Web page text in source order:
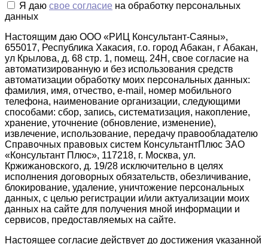
Я даю свое согласие на обработку персональных
данных
Настоящим даю ООО «РИЦ Консультант-Саяны»,
655017, Республика Хакасия, г.о. город Абакан, г Абакан,
ул Крылова, д. 68 стр. 1, помещ. 24Н, свое согласие на
автоматизированную и без использования средств
автоматизации обработку моих персональных данных:
фамилия, имя, отчество, e-mail, номер мобильного
телефона, наименование организации, следующими
способами: сбор, запись, систематизация, накопление,
хранение, уточнение (обновление, изменение),
извлечение, использование, передачу правообладателю
Справочных правовых систем КонсультантПлюс ЗАО
«Консультант Плюс», 117218, г. Москва, ул.
Кржижановского, д. 19/28 исключительно в целях
исполнения договорных обязательств, обезличивание,
блокирование, удаление, уничтожение персональных
данных, с целью регистрации и/или актуализации моих
данных на сайте для получения мной информации и
сервисов, предоставляемых на сайте.
Настоящее согласие действует до достижения указанной